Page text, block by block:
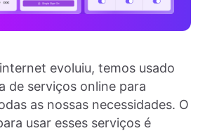
evoluiu, temos usado
de serviços online para
as nossas necessidades. O
usar esses serviços é